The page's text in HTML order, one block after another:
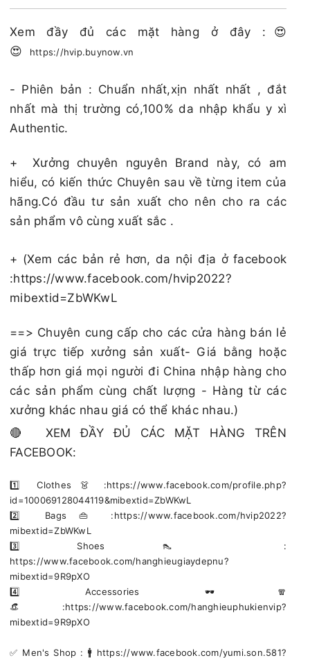
Xem đầy đủ các mặt hàng ở đây :😍
😍
https://hvip.buynow.vn
- Phiên bản : Chuẩn nhất,xịn nhất nhất , đắt
nhất mà thị trường có,100% da nhập khẩu y xì
Authentic.
+Xưởng chuyên nguyên Brand này, có am
hiểu, có kiến thức Chuyên sau về từng item của
hãng.Có đầu tư sản xuất cho nên cho ra các
sản phẩm vô cùng xuất sắc .
+ (Xem các bản rẻ hơn, da nội địa ở facebook
:https://www.facebook.com/hvip2022?
mibextid=ZbWKwL
==> Chuyên cung cấp cho các cửa hàng bán lẻ
giá trực tiếp xưởng sản xuất- Giá bằng hoặc
thấp hơn giá mọi người đi China nhập hàng cho
các sản phẩm cùng chất lượng - Hàng từ các
xưởng khác nhau giá có thể khác nhau.)
🔴 XEM ĐẦY ĐỦ CÁC MẶT HÀNG TRÊN
FACEBOOK:
1️⃣ Clothes 👗 :https://www.facebook.com/profile.php?
id=100069128044119&mibextid=ZbWKwL
2️⃣ Bags 👜 :https://www.facebook.com/hvip2022?
mibextid=ZbWKwL
3️⃣ Shoes 👠 :
https://www.facebook.com/hanghieugiaydepnu?
mibextid=9R9pXO
4️⃣ Accessories 🕶🧣
👒:https://www.facebook.com/hanghieuphukienvip?
mibextid=9R9pXO
✅️ Men's Shop : 🚹 https://www.facebook.com/yumi.son.581?